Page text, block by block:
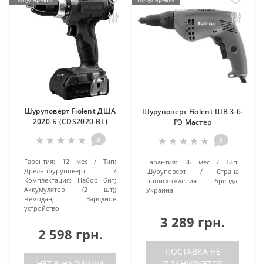
Шуруповерт Fiolent ДША
2020-Б (CDS2020-BL)
0
Гарантия: 12 мес
Тип:
Дрель-шуруповерт
Комплектация:
Набор бит;
Аккумулятор (2 шт);
Чемодан; Зарядное
устройство
2 598 грн.
Шуруповерт Fiolent ШВ 3-6-
РЭ Мастер
0
Гарантия: 36 мес
Тип:
Шуруповерт
Страна
происхождения бренда:
Украина
3 289 грн.
ПОСТАВКА НЕ